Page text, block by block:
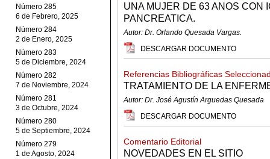
Número 285
6 de Febrero, 2025
Número 284
2 de Enero, 2025
Número 283
5 de Diciembre, 2024
Número 282
7 de Noviembre, 2024
Número 281
3 de Octubre, 2024
Número 280
5 de Septiembre, 2024
Número 279
1 de Agosto, 2024
UNA MUJER DE 63 ANOS CON
PANCREATICA.
Autor: Dr. Orlando Quesada Vargas.
DESCARGAR DOCUMENTO
Referencias Bibliográficas
TRATAMIENTO DE LA
Autor: Dr. José Agustín Arguedas Quesada
DESCARGAR DOCUMENTO
Comentario Editorial
NOVEDADES EN EL SITIO